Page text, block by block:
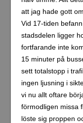
att jag hade gott
Vid 17-tiden
stadsdelen ligger
fortfarande inte
15 minuter på
sett totalstopp i
ingen ljusning i
vi nu allt oftare
förmodligen missa
löste sig proppen